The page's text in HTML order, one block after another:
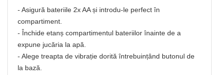
- Asigură bateriile 2x AA și introdu-le perfect în
compartiment.
- Închide etanș compartimentul bateriilor înainte de a
expune jucăria la apă.
- Alege treapta de vibrație dorită întrebuințând butonul de
la bază.